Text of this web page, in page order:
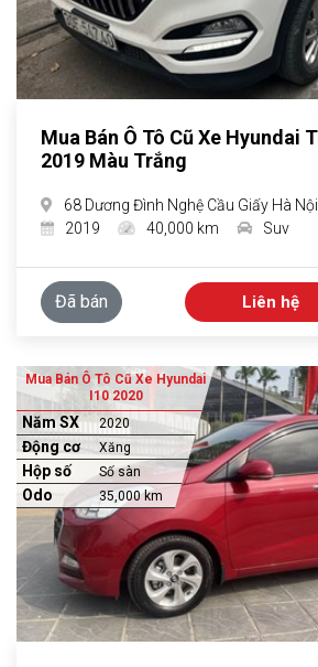
Mua Bán Ô Tô Cũ Xe Hyundai Tucson
2019 Màu Trắng
68 Dương Đình Nghệ Cầu Giấy Hà Nội
2019
40,000 km Suv
Đã bán Liên hệ
Mua Bán Ô Tô Cũ Xe Hyundai
I10 2020
Năm SX 2020
Động cơ Xăng
Hộp số Số sàn
Odo 35,000 km